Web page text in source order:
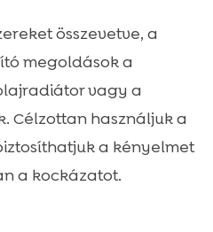
összevetve, a
megoldások a
vagy a
Célzottan használjuk a
a kényelmet
a kockázatot.